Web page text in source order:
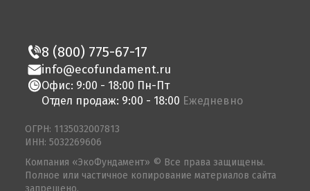
8 (800) 775-67-17
info@ecofundament.ru
Офис: 9:00 - 18:00 Пн-Пт
Отдел продаж: 9:00 - 18:00 Ежедневно
ОГРН: 1135032007813
ИНН: 5032269606
Компания «ЭкоФундамент» © Все права защищены.
Полное или частичное копирование материалов сайта
запрещено.